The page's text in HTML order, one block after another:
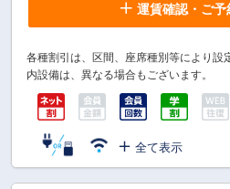
運賃確認・ご予
各種割引は、区間、座席種別等により設
内設備は、異なる場合もございます。
全て表示